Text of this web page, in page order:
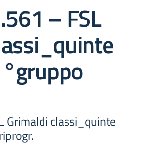
– FSL
Grimaldi classi_quinte